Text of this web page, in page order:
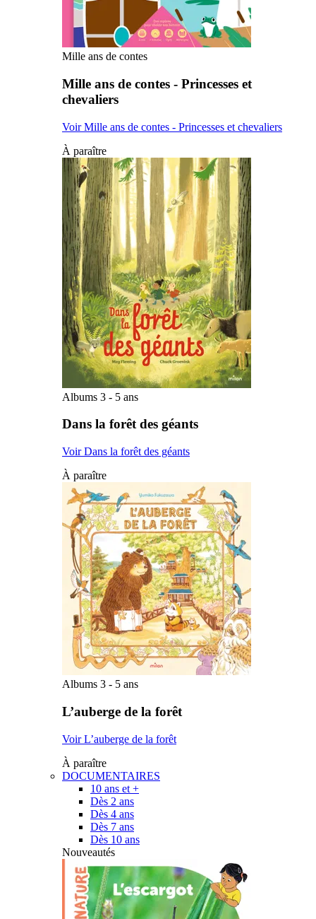
Mille ans de contes
Mille ans de contes - Princesses et
chevaliers
Voir Mille ans de contes - Princesses et chevaliers
À paraître
Albums 3 - 5 ans
Dans la forêt des géants
Voir Dans la forêt des géants
À paraître
Albums 3 - 5 ans
L’auberge de la forêt
Voir L’auberge de la forêt
À paraître
DOCUMENTAIRES
10 ans et +
Dès 2 ans
Dès 4 ans
Dès 7 ans
Dès 10 ans
Nouveautés